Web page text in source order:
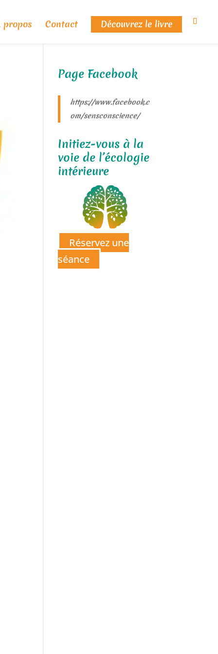
propos Contact Découvrez le livre
Page Facebook
https://www.facebook.c
om/sensconscience/
Initiez-vous à la
voie de l’écologie
intérieure
Réservez une
séance